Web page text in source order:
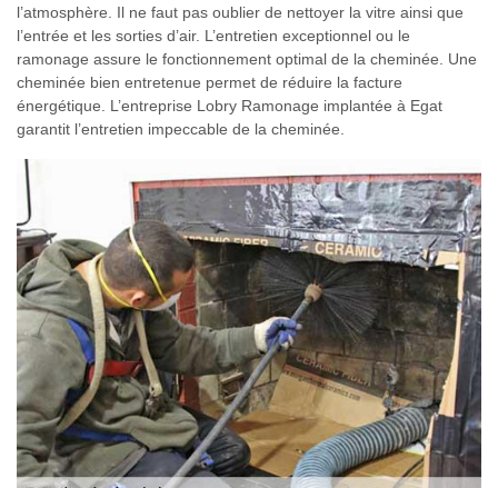
l’atmosphère. Il ne faut pas oublier de nettoyer la vitre ainsi que
l’entrée et les sorties d’air. L’entretien exceptionnel ou le
ramonage assure le fonctionnement optimal de la cheminée. Une
cheminée bien entretenue permet de réduire la facture
énergétique. L’entreprise Lobry Ramonage implantée à Egat
garantit l’entretien impeccable de la cheminée.